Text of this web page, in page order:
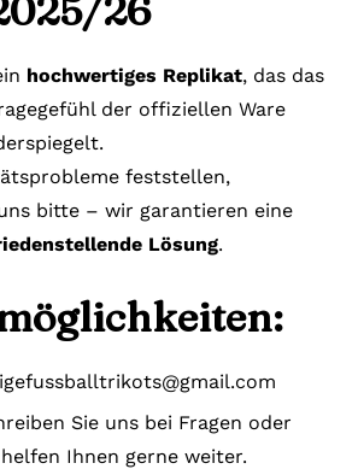
26
hochwertiges Replikat, das das
der offiziellen Ware
feststellen,
bitte – wir garantieren eine
Lösung.
Sie uns bei Fragen oder
Ihnen gerne weiter.